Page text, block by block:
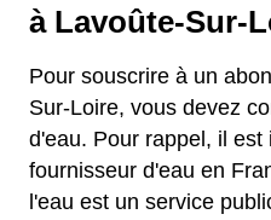
à Lavoûte-Sur-
Pour souscrire à un
Sur-Loire, vous devez
d'eau. Pour rappel, il
fournisseur d'eau en
l'eau est un service